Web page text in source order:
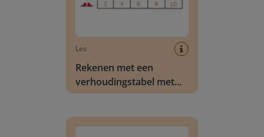
Les
Rekenen met een
verhoudingstabel met
getallen t/m 100